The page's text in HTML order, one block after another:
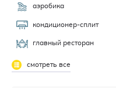
аэробика
кондиционер-сплит
главный ресторан
смотреть все